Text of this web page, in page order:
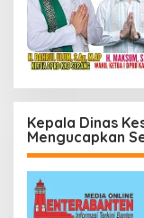
Kepala Dinas
Mengucapkan